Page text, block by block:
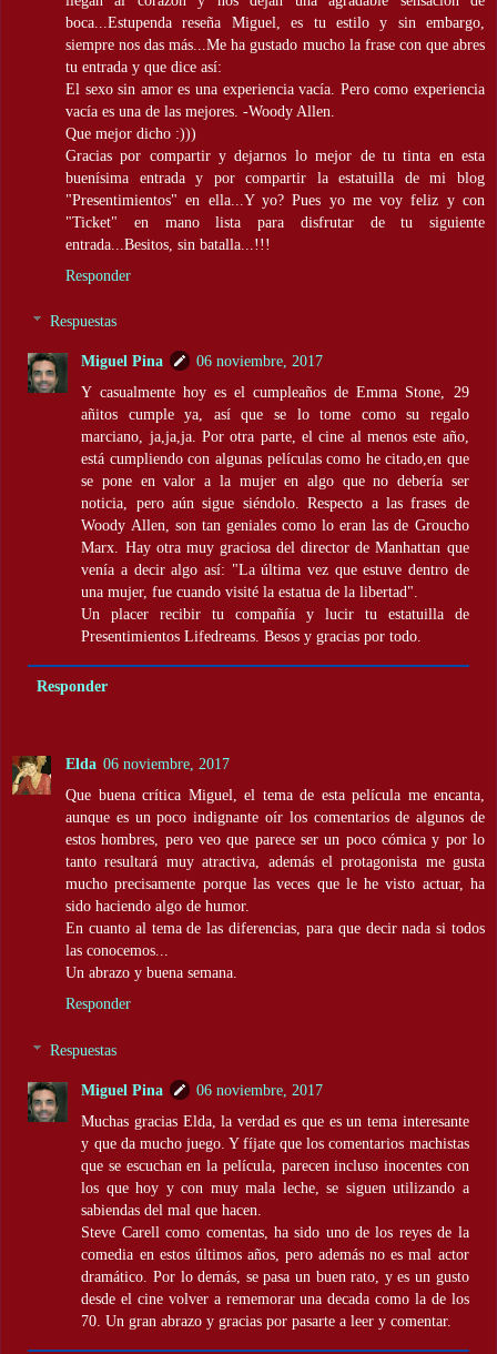
boca...Estupenda reseña Miguel, es tu estilo y sin embargo,
siempre nos das más...Me ha gustado mucho la frase con que abres
tu entrada y que dice así:
El sexo sin amor es una experiencia vacía. Pero como experiencia
vacía es una de las mejores. -Woody Allen.
Que mejor dicho :)))
Gracias por compartir y dejarnos lo mejor de tu tinta en esta
buenísima entrada y por compartir la estatuilla de mi blog
"Presentimientos" en ella...Y yo? Pues yo me voy feliz y con
"Ticket" en mano lista para disfrutar de tu siguiente
entrada...Besitos, sin batalla...!!!
Responder
Respuestas
Miguel Pina
06 noviembre, 2017
Y casualmente hoy es el cumpleaños de Emma Stone, 29
añitos cumple ya, así que se lo tome como su regalo
marciano, ja,ja,ja. Por otra parte, el cine al menos este año,
está cumpliendo con algunas películas como he citado,en que
se pone en valor a la mujer en algo que no debería ser
noticia, pero aún sigue siéndolo. Respecto a las frases de
Woody Allen, son tan geniales como lo eran las de Groucho
Marx. Hay otra muy graciosa del director de Manhattan que
venía a decir algo así: "La última vez que estuve dentro de
una mujer, fue cuando visité la estatua de la libertad".
Un placer recibir tu compañía y lucir tu estatuilla de
Presentimientos Lifedreams. Besos y gracias por todo.
Responder
Elda 06 noviembre, 2017
Que buena crítica Miguel, el tema de esta película me encanta,
aunque es un poco indignante oír los comentarios de algunos de
estos hombres, pero veo que parece ser un poco cómica y por lo
tanto resultará muy atractiva, además el protagonista me gusta
mucho precisamente porque las veces que le he visto actuar, ha
sido haciendo algo de humor.
En cuanto al tema de las diferencias, para que decir nada si todos
las conocemos...
Un abrazo y buena semana.
Responder
Respuestas
Miguel Pina
06 noviembre, 2017
Muchas gracias Elda, la verdad es que es un tema interesante
y que da mucho juego. Y fíjate que los comentarios machistas
que se escuchan en la película, parecen incluso inocentes con
los que hoy y con muy mala leche, se siguen utilizando a
sabiendas del mal que hacen.
Steve Carell como comentas, ha sido uno de los reyes de la
comedia en estos últimos años, pero además no es mal actor
dramático. Por lo demás, se pasa un buen rato, y es un gusto
desde el cine volver a rememorar una decada como la de los
70. Un gran abrazo y gracias por pasarte a leer y comentar.